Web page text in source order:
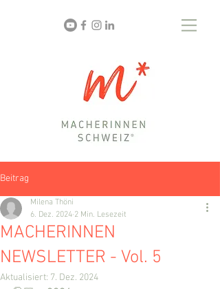
Beitrag
MACHERINNEN
NEWSLETTER - Vol. 5
Milena Thöni
6. Dez. 2024 2 Min. Lesezeit
Aktualisiert: 7. Dez. 2024